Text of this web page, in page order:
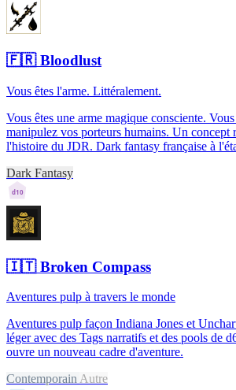
🇫🇷Bloodlust
Vous êtes l'arme. Littéralement.
Vous êtes une arme magique consciente.
manipulez vos porteurs humains. Un concept
l'histoire du JDR. Dark fantasy française à
Dark Fantasy
d10
🇮🇹Broken Compass
Aventures pulp à travers le monde
Aventures pulp façon Indiana Jones et
léger avec des Tags narratifs et des pools de
ouvre un nouveau cadre d'aventure.
Contemporain Autre